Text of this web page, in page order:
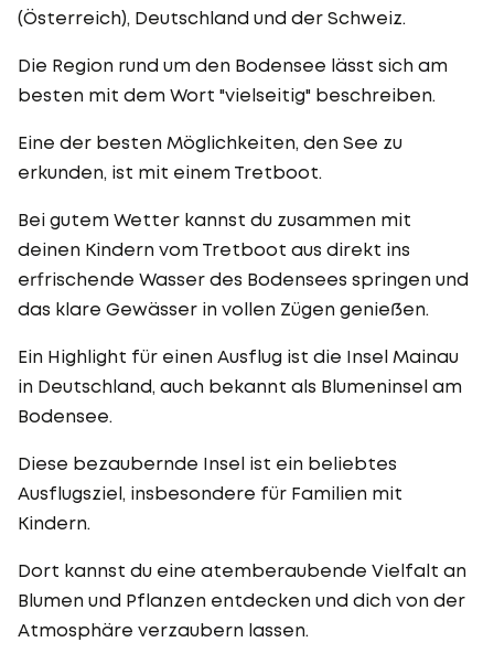
(Österreich), Deutschland und der Schweiz.
Die Region rund um den Bodensee lässt sich am
besten mit dem Wort "vielseitig" beschreiben.
Eine der besten Möglichkeiten, den See zu
erkunden, ist mit einem Tretboot.
Bei gutem Wetter kannst du zusammen mit
deinen Kindern vom Tretboot aus direkt ins
erfrischende Wasser des Bodensees springen und
das klare Gewässer in vollen Zügen genießen.
Ein Highlight für einen Ausflug ist die Insel Mainau
in Deutschland, auch bekannt als Blumeninsel am
Bodensee.
Diese bezaubernde Insel ist ein beliebtes
Ausflugsziel, insbesondere für Familien mit
Kindern.
Dort kannst du eine atemberaubende Vielfalt an
Blumen und Pflanzen entdecken und dich von der
Atmosphäre verzaubern lassen.